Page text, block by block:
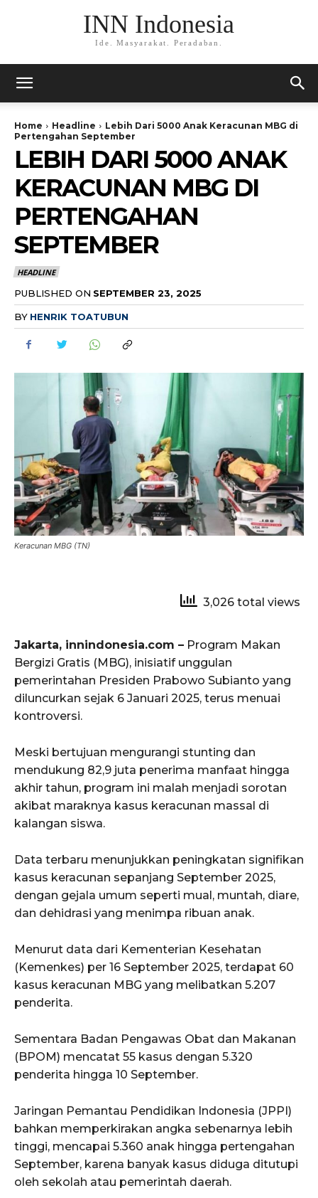
INN Indonesia
Ide. Masyarakat. Peradaban.
Home Headline
Lebih Dari 5000 Anak Keracunan MBG di
Pertengahan September
LEBIH DARI 5000 ANAK
KERACUNAN MBG DI
PERTENGAHAN
SEPTEMBER
HEADLINE
PUBLISHED ON SEPTEMBER 23, 2025
BY HENRIK TOATUBUN
Keracunan MBG (TN)
3,026 total views
Jakarta, innindonesia.com – Program Makan
Bergizi Gratis (MBG), inisiatif unggulan
pemerintahan Presiden Prabowo Subianto yang
diluncurkan sejak 6 Januari 2025, terus menuai
kontroversi.
Meski bertujuan mengurangi stunting dan
mendukung 82,9 juta penerima manfaat hingga
akhir tahun, program ini malah menjadi sorotan
akibat maraknya kasus keracunan massal di
kalangan siswa.
Data terbaru menunjukkan peningkatan signifikan
kasus keracunan sepanjang September 2025,
dengan gejala umum seperti mual, muntah, diare,
dan dehidrasi yang menimpa ribuan anak.
Menurut data dari Kementerian Kesehatan
(Kemenkes) per 16 September 2025, terdapat 60
kasus keracunan MBG yang melibatkan 5.207
penderita.
Sementara Badan Pengawas Obat dan Makanan
(BPOM) mencatat 55 kasus dengan 5.320
penderita hingga 10 September.
Jaringan Pemantau Pendidikan Indonesia (JPPI)
bahkan memperkirakan angka sebenarnya lebih
tinggi, mencapai 5.360 anak hingga pertengahan
September, karena banyak kasus diduga ditutupi
oleh sekolah atau pemerintah daerah.